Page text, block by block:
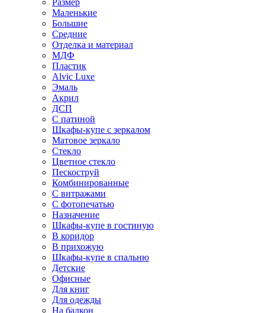
Размер
Маленькие
Большие
Средние
Отделка и материал
МДФ
Пластик
Alvic Luxe
Эмаль
Акрил
ДСП
С патиной
Шкафы-купе с зеркалом
Матовое зеркало
Стекло
Цветное стекло
Пескоструй
Комбинированные
С витражами
С фотопечатью
Назначение
Шкафы-купе в гостиную
В коридор
В прихожую
Шкафы-купе в спальню
Детские
Офисные
Для книг
Для одежды
На балкон